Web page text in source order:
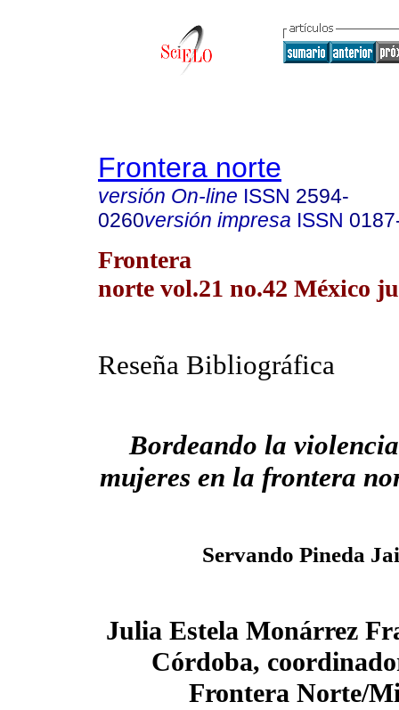
Frontera norte
versión On-line ISSN 2594-
0260versión impresa ISSN
Frontera
norte vol.21 no.42 México
Reseña Bibliográfica
Bordeando la
mujeres en la frontera
Servando Pineda
Julia Estela Monárrez
Córdoba,
Frontera Norte/